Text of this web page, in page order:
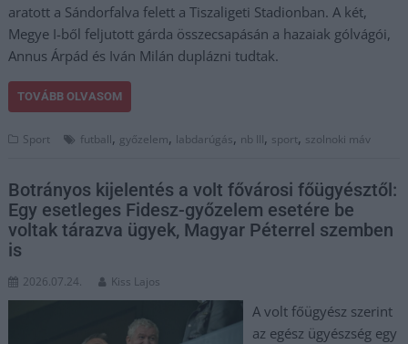
aratott a Sándorfalva felett a Tiszaligeti Stadionban. A két,
Megye I-ből feljutott gárda összecsapásán a hazaiak gólvágói,
Annus Árpád és Iván Milán duplázni tudtak.
TOVÁBB OLVASOM
Sport futball, győzelem, labdarúgás, nb III, sport, szolnoki máv
Botrányos kijelentés a volt fővárosi főügyésztől:
Egy esetleges Fidesz-győzelem esetére be
voltak tárazva ügyek, Magyar Péterrel szemben
is
2026.07.24. Kiss Lajos
A volt főügyész szerint
az egész ügyészség egy